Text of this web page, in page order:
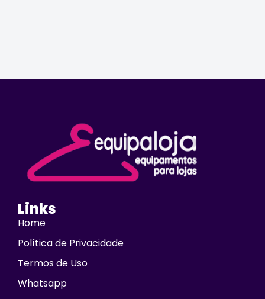
Links
Home
Política de Privacidade
Termos de Uso
Whatsapp